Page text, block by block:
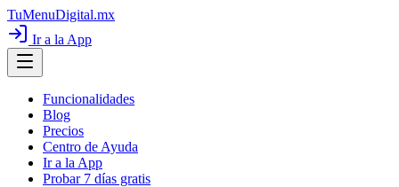
TuMenuDigital.mx
Ir a la App
Funcionalidades
Blog
Precios
Centro de Ayuda
Ir a la App
Probar 7 días gratis